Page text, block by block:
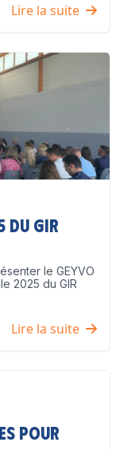
Lire la suite
du GIR
le GEYVO
2025 du GIR
Lire la suite
pour